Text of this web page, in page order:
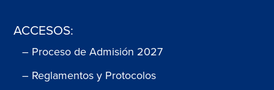
ACCESOS:
– Proceso de Admisión 2027
– Reglamentos y Protocolos